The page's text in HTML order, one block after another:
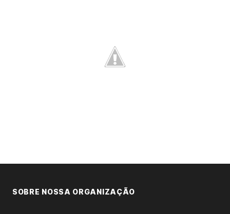
SOBRE NOSSA ORGANIZAÇÃO